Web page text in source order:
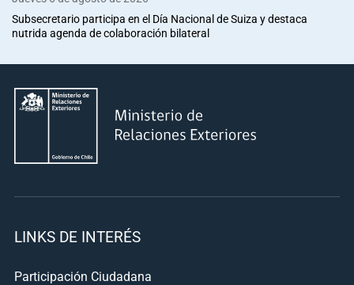
Subsecretario participa en el Día Nacional de Suiza y destaca
nutrida agenda de colaboración bilateral
LINKS DE INTERÉS
Participación Ciudadana